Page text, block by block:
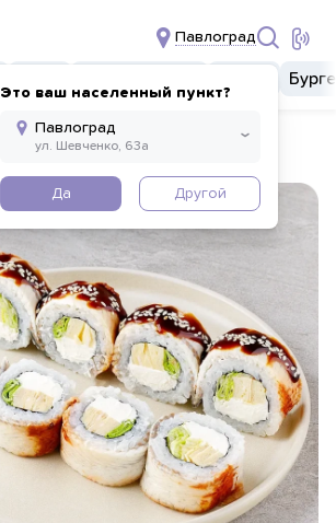
Павлоград
Это ваш населенный пункт?
Да Другой